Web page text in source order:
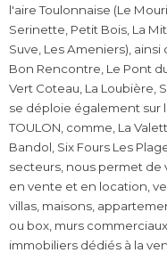
l'aire Toulonnaise (Le
Serinette, Petit Bois, La
Suve, Les Ameniers),
Bon Rencontre, Le Pont
Vert Coteau, La Loubière,
se déploie également sur
TOULON, comme, La
Bandol, Six Fours Les
secteurs, nous permet de
en vente et en location,
villas, maisons,
ou box, murs
immobiliers dédiés à la